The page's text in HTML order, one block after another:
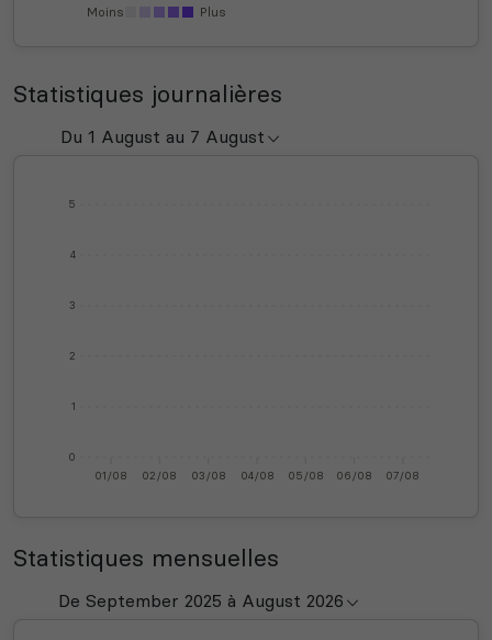
Moins Plus
Statistiques journalières
0
1
2
3
4
5
01/08 02/08 03/08 04/08 05/08 06/08 07/08
Statistiques mensuelles